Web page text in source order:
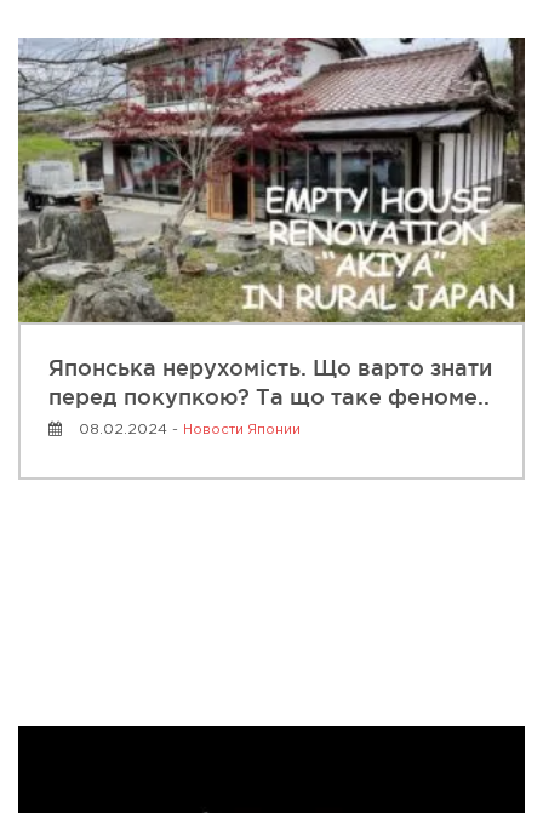
Японська нерухомість. Що варто знати
перед покупкою? Та що таке феноме..
08.02.2024 - Новости Японии